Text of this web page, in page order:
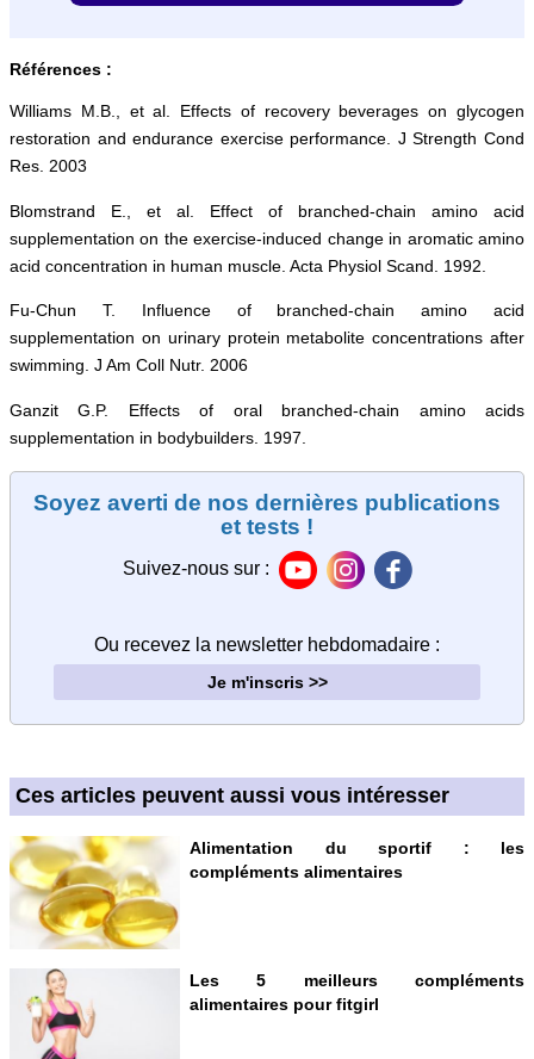
Références :
Williams M.B., et al. Effects of recovery beverages on glycogen
restoration and endurance exercise performance. J Strength Cond
Res. 2003
Blomstrand E., et al. Effect of branched-chain amino acid
supplementation on the exercise-induced change in aromatic amino
acid concentration in human muscle. Acta Physiol Scand. 1992.
Fu-Chun T. Influence of branched-chain amino acid
supplementation on urinary protein metabolite concentrations after
swimming. J Am Coll Nutr. 2006
Ganzit G.P. Effects of oral branched-chain amino acids
supplementation in bodybuilders. 1997.
Soyez averti de nos dernières publications
et tests !
Suivez-nous sur :
Ou recevez la newsletter hebdomadaire :
Je m'inscris >>
Ces articles peuvent aussi vous intéresser
Alimentation du sportif : les
compléments alimentaires
Les 5 meilleurs compléments
alimentaires pour fitgirl